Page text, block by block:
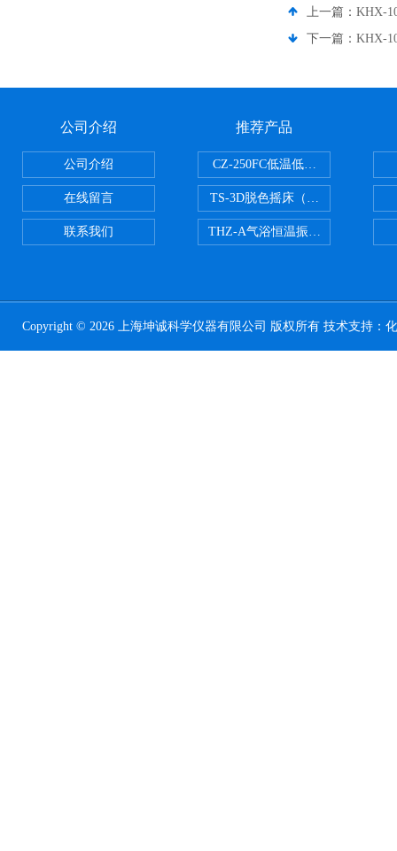
上一篇： KHX-
下一篇： KHX-
公司介绍
公司介绍
在线留言
联系我们
推荐产品
CZ-250FC低温低湿种子储藏柜
TS-3D脱色摇床（三维运动）
THZ-A气浴恒温振荡器
Copyright © 2026 上海坤诚科学仪器有限公司 版权所有 技术支持：